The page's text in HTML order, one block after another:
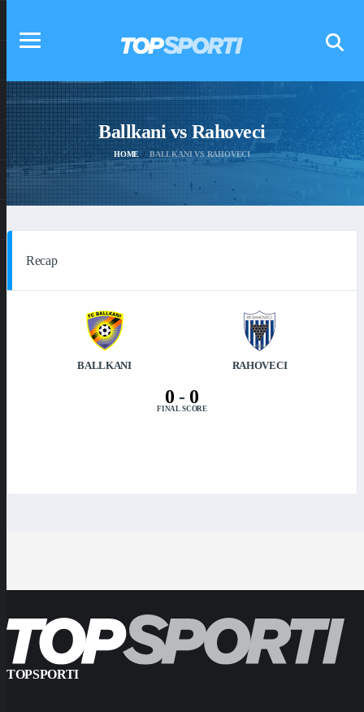
Ballkani vs Rahoveci
HOME BALLKANI VS RAHOVECI
Recap
BALLKANI RAHOVECI
0- 0
FINAL SCORE
TOPSPORTI